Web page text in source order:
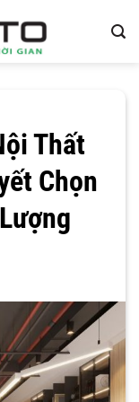
Thất
Chọn